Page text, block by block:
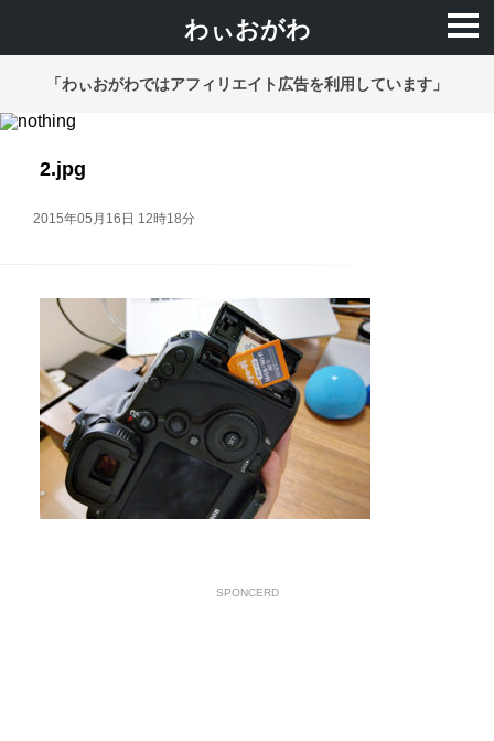
わぃおがわ
「わぃおがわではアフィリエイト広告を利用しています」
2.jpg
2015年05月16日 12時18分
SPONCERD